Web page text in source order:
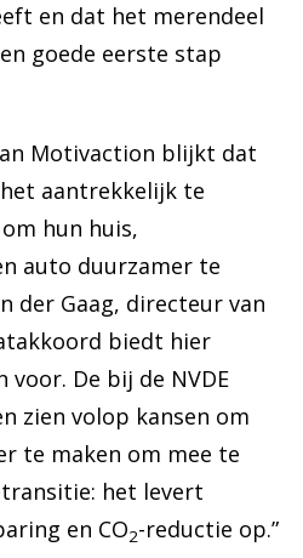
en dat het merendeel
goede eerste stap
Motivaction blijkt dat
aantrekkelijk te
hun huis,
auto duurzamer te
der Gaag, directeur van
biedt hier
voor. De bij de NVDE
zien volop kansen om
te maken om mee te
het levert
en CO2-reductie op.”